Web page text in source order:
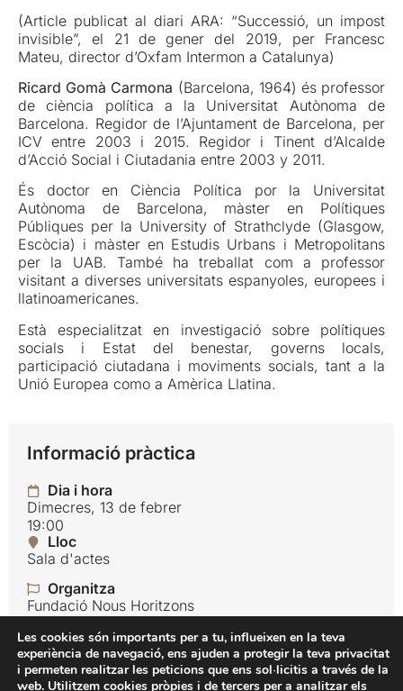
Informació pràctica
Dia i hora
Dimecres, 13 de febrer
19:00
Lloc
Sala d'actes
Organitza
Fundació Nous Horitzons
Idioma
Català
Preu
(Article publicat al diari ARA: “Successió, un impost
invisible”, el 21 de gener del 2019, per Francesc
Mateu, director d’Oxfam Intermon a Catalunya)
Ricard Gomà Carmona (Barcelona, 1964) és professor
de ciència política a la Universitat Autònoma de
Barcelona. Regidor de l’Ajuntament de Barcelona, per
ICV entre 2003 i 2015. Regidor i Tinent d’Alcalde
d’Acció Social i Ciutadania entre 2003 y 2011.
És doctor en Ciència Política por la Universitat
Autònoma de Barcelona, màster en Polítiques
Públiques per la University of Strathclyde (Glasgow,
Escòcia) i màster en Estudis Urbans i Metropolitans
per la UAB. També ha treballat com a professor
visitant a diverses universitats espanyoles, europees i
llatinoamericanes.
Està especialitzat en investigació sobre polítiques
socials i Estat del benestar, governs locals,
participació ciutadana i moviments socials, tant a la
Unió Europea como a Amèrica Llatina.
Les cookies són importants per a tu, influeixen en la teva
experiència de navegació, ens ajuden a protegir la teva privacitat
i permeten realitzar les peticions que ens sol·licitis a través de la
web. Utilitzem cookies pròpies i de tercers per a analitzar els